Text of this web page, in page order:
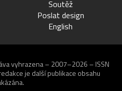
Soutěž
Poslat design
English
vyhrazena – 2007–2026 – ISSN
je další publikace obsahu